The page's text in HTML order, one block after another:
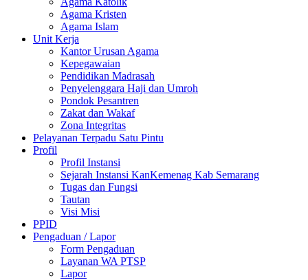
Agama Kristen
Agama Islam
Unit Kerja
Kantor Urusan Agama
Kepegawaian
Pendidikan Madrasah
Penyelenggara Haji dan Umroh
Pondok Pesantren
Zakat dan Wakaf
Zona Integritas
Pelayanan Terpadu Satu Pintu
Profil
Profil Instansi
Sejarah Instansi KanKemenag Kab Semarang
Tugas dan Fungsi
Tautan
Visi Misi
PPID
Pengaduan / Lapor
Form Pengaduan
Layanan WA PTSP
Lapor